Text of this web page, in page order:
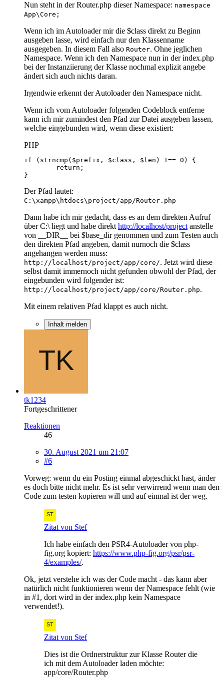
Nun steht in der Router.php dieser Namespace: namespace
App\Core;
Wenn ich im Autoloader mir die $class direkt zu Beginn
ausgeben lasse, wird einfach nur den Klassenname
ausgegeben. In diesem Fall also Router. Ohne jeglichen
Namespace. Wenn ich den Namespace nun in der index.php
bei der Instanziierung der Klasse nochmal explizit angebe
ändert sich auch nichts daran.
Irgendwie erkennt der Autoloader den Namespace nicht.
Wenn ich vom Autoloader folgenden Codeblock entferne
kann ich mir zumindest den Pfad zur Datei ausgeben lassen,
welche eingebunden wird, wenn diese existiert:
PHP
}
Der Pfad lautet:
C:\xampp\htdocs\project/app/Router.php
Dann habe ich mir gedacht, dass es an dem direkten Aufruf
über C:\ liegt und habe direkt http://localhost/project anstelle
von __DIR__ bei $base_dir genommen und zum Testen auch
den direkten Pfad angeben, damit nurnoch die $class
angehangen werden muss:
http://localhost/project/app/core/. Jetzt wird diese
selbst damit immernoch nicht gefunden obwohl der Pfad, der
eingebunden wird folgender ist:
http://localhost/project/app/core/Router.php.
Mit einem relativen Pfad klappt es auch nicht.
Inhalt melden
tk1234
Fortgeschrittener
Reaktionen
46
30. August 2021 um 21:07
#6
Vorweg: wenn du ein Posting einmal abgeschickt hast, änder
es doch bitte nicht mehr. Es ist sehr verwirrend wenn man den
Code zum testen kopieren will und auf einmal ist der weg.
Zitat von Stef
Ich habe einfach den PSR4-Autoloader von php-
fig.org kopiert: https://www.php-fig.org/psr/psr-
4/examples/.
Ok, jetzt verstehe ich was der Code macht - das kann aber
natürlich nicht funktionieren wenn der Namespace fehlt (wie
in #1, dort wird in der index.php kein Namespace
verwendet!).
Zitat von Stef
Dies ist die Ordnerstruktur zur Klasse Router die
ich mit dem Autoloader laden möchte:
app/core/Router.php